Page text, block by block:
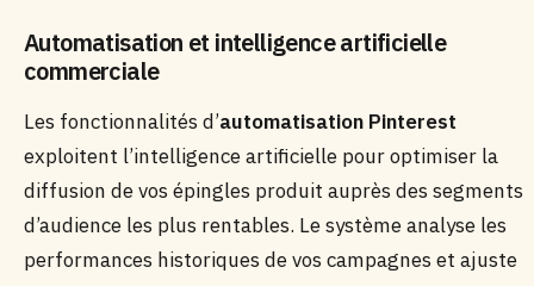
Automatisation et intelligence artificielle
commerciale
Les fonctionnalités d’automatisation Pinterest
exploitent l’intelligence artificielle pour optimiser la
diffusion de vos épingles produit auprès des segments
d’audience les plus rentables. Le système analyse les
performances historiques de vos campagnes et ajuste